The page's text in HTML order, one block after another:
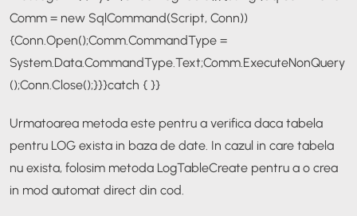
Comm = new SqlCommand(Script, Conn))
{Conn.Open();Comm.CommandType =
System.Data.CommandType.Text;Comm.ExecuteNonQuery
();Conn.Close();}}}catch { }}
Urmatoarea metoda este pentru a verifica daca tabela
pentru LOG exista in baza de date. In cazul in care tabela
nu exista, folosim metoda LogTableCreate pentru a o crea
in mod automat direct din cod.